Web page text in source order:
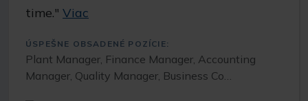
time." Viac
ÚSPEŠNE OBSADENÉ POZÍCIE:
Plant Manager, Finance Manager, Accounting
Manager, Quality Manager, Business Co…